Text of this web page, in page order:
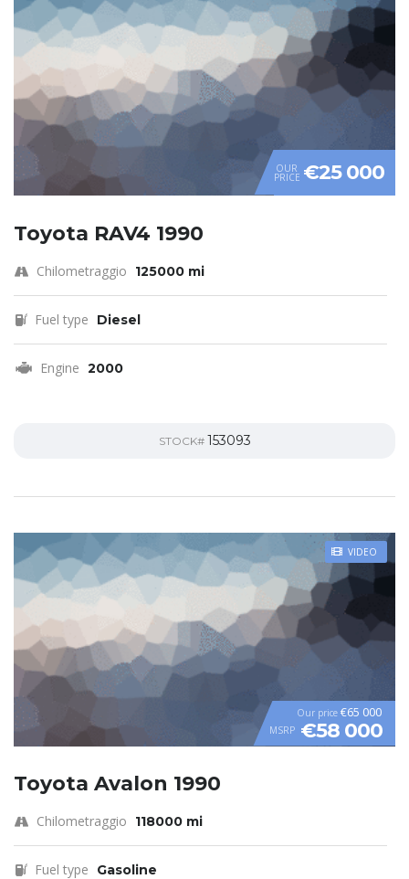
OUR
PRICE €25 000
Toyota RAV4 1990
Chilometraggio 125000 mi
Fuel type Diesel
Engine 2000
STOCK# 153093
VIDEO
Our price €65 000
MSRP €58 000
Toyota Avalon 1990
Chilometraggio 118000 mi
Fuel type Gasoline